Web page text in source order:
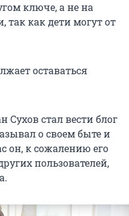
ключе, а не на
так как дети могут от
оставаться
Сухов стал вести блог
о своем быте и
он, к сожалению его
пользователей,